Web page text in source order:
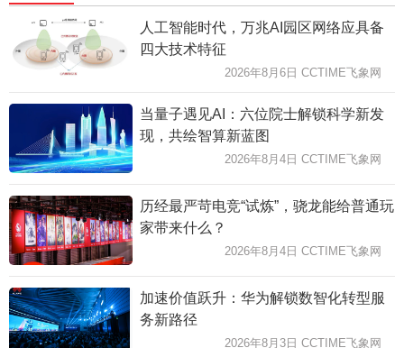
人工智能时代，万兆AI园区网络应具备
四大技术特征
2026年8月6日 CCTIME飞象网
当量子遇见AI：六位院士解锁科学新发
现，共绘智算新蓝图
2026年8月4日 CCTIME飞象网
历经最严苛电竞“试炼”，骁龙能给普通玩
家带来什么？
2026年8月4日 CCTIME飞象网
加速价值跃升：华为解锁数智化转型服
务新路径
2026年8月3日 CCTIME飞象网